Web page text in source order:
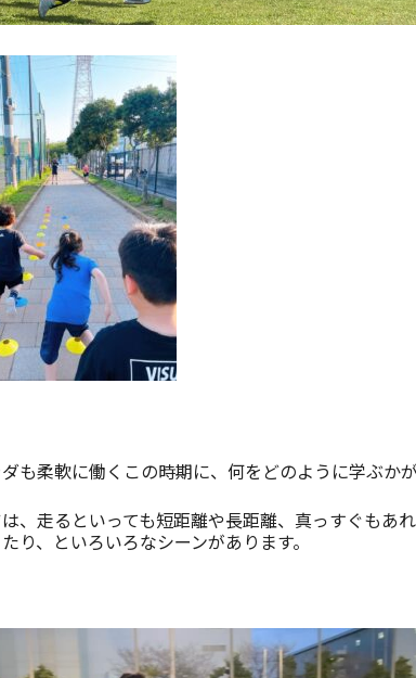
も柔軟に働くこの時期に、何をどのように学ぶか
、走るといっても短距離や長距離、真っすぐもあ
り、といろいろなシーンがあります。